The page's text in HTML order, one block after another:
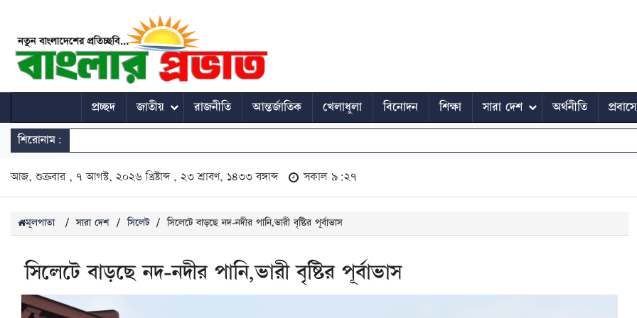
প্রচ্ছদ জাতীয় রাজনীতি আন্তর্জাতিক খেলাধুলা বিনোদন শিক্ষা সারা দেশ অর্থনীতি
শিরোনাম:
আজ, শুক্রবার , ৭ আগস্ট, ২০২৬ খ্রিষ্টাব্দ , ২৩ শ্রাবণ, ১৪৩৩ বঙ্গাব্দ সকাল ৯:২৭
মূলপাতা / সারা দেশ / সিলেট / সিলেটে বাড়ছে নদ-নদীর পানি,ভারী বৃষ্টির পূর্বাভাস
সিলেটে বাড়ছে নদ-নদীর পানি,ভারী বৃষ্টির পূর্বাভাস